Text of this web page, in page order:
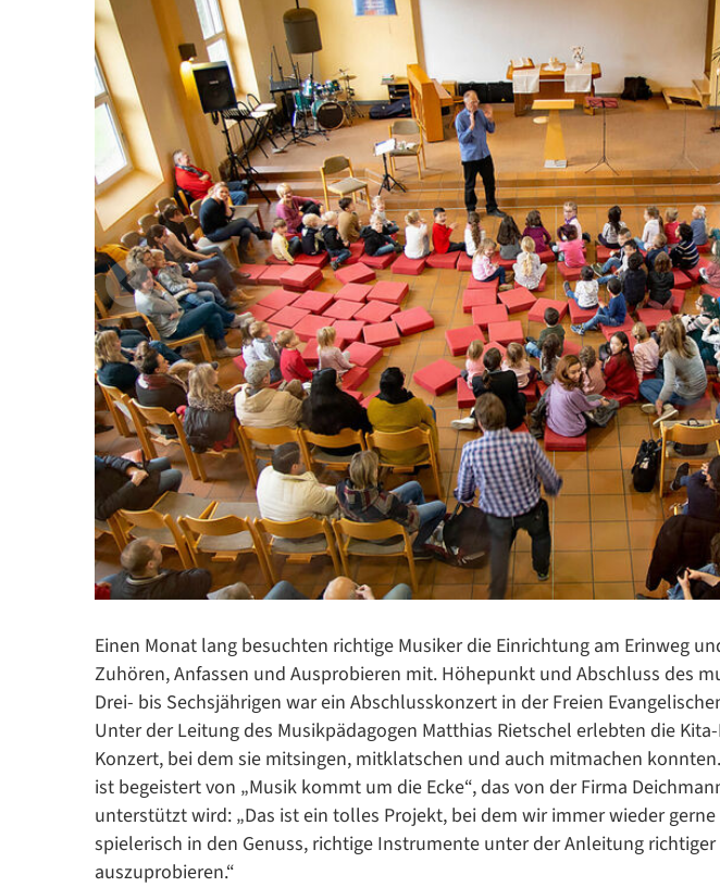
Einen Monat lang besuchten richtige Musiker die Einrichtung am Erinweg
Zuhören, Anfassen und Ausprobieren mit. Höhepunkt und Abschluss des
Drei- bis Sechsjährigen war ein Abschlusskonzert in der Freien
Unter der Leitung des Musikpädagogen Matthias Rietschel erlebten die
Konzert, bei dem sie mitsingen, mitklatschen und auch mitmachen
ist begeistert von „Musik kommt um die Ecke“, das von der Firma
unterstützt wird: „Das ist ein tolles Projekt, bei dem wir immer wieder
spielerisch in den Genuss, richtige Instrumente unter der Anleitung
auszuprobieren.“
Google